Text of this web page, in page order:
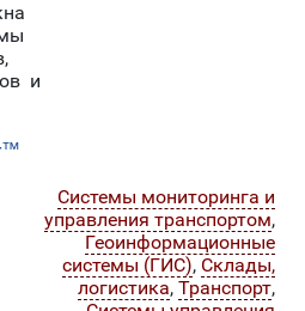
и
Системы мониторинга и
управления транспортом,
Геоинформационные
системы (ГИС), Склады,
логистика, Транспорт,